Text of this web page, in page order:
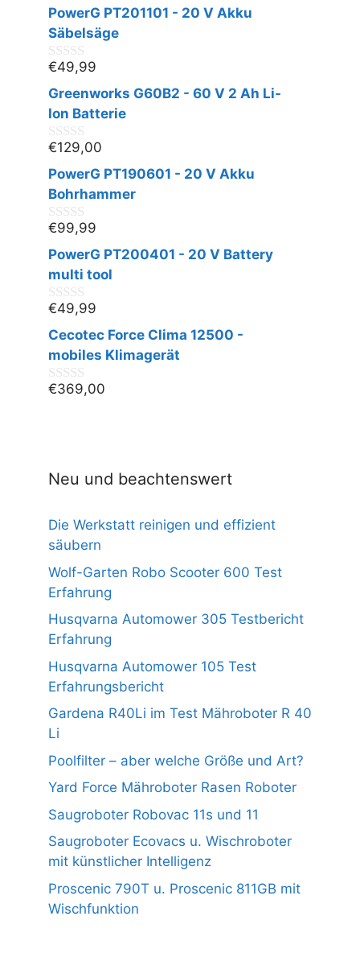
PowerG PT201101 - 20 V Akku
Säbelsäge
0
v
o
n
€49,99
Greenworks G60B2 - 60 V 2 Ah Li-
Ion Batterie
0
v
o
n
€129,00
PowerG PT190601 - 20 V Akku
Bohrhammer
0
v
o
n
€99,99
PowerG PT200401 - 20 V Battery
multi tool
0
v
o
n
€49,99
Cecotec Force Clima 12500 -
mobiles Klimagerät
0
€369,00
Neu und beachtenswert
Die Werkstatt reinigen und effizient
säubern
Wolf-Garten Robo Scooter 600 Test
Erfahrung
Husqvarna Automower 305 Testbericht
Erfahrung
Husqvarna Automower 105 Test
Erfahrungsbericht
Gardena R40Li im Test Mähroboter R 40
Li
Poolfilter – aber welche Größe und Art?
Yard Force Mähroboter Rasen Roboter
Saugroboter Robovac 11s und 11
Saugroboter Ecovacs u. Wischroboter
mit künstlicher Intelligenz
Proscenic 790T u. Proscenic 811GB mit
Wischfunktion